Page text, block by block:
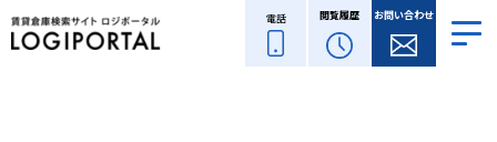
電話 閲覧履歴 お問い合わせ